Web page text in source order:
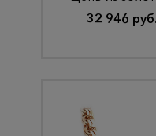
32 946 руб.